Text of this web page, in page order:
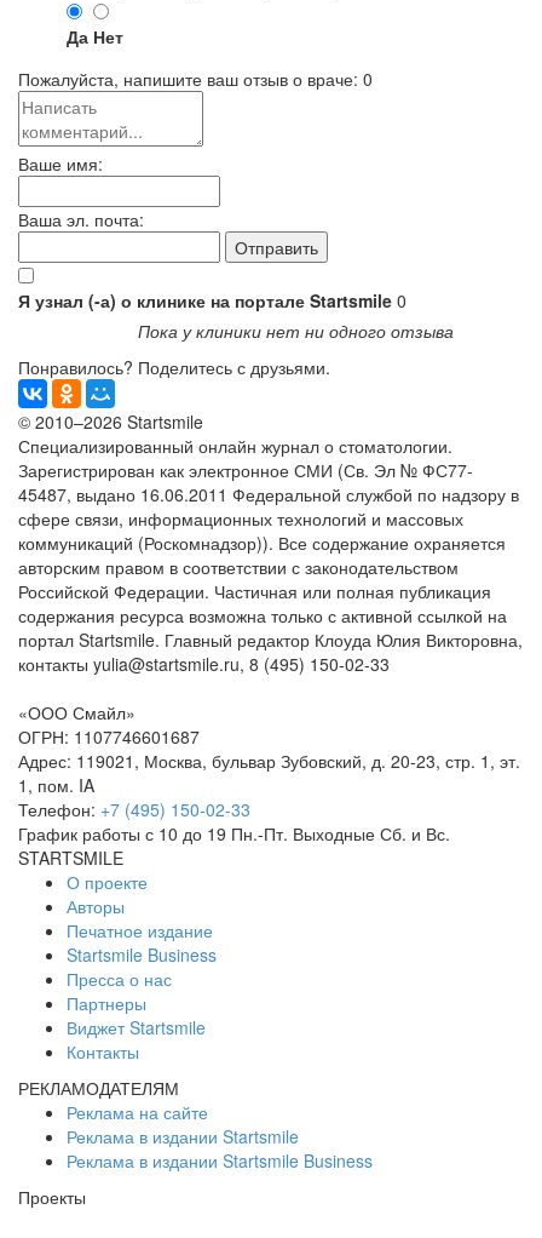
Да Нет
Пожалуйста, напишите ваш отзыв о враче: 0
Ваше имя:
Ваша эл. почта:
Я узнал (-а) о клинике на портале Startsmile 0
Пока у клиники нет ни одного отзыва
Понравилось? Поделитесь с друзьями.
© 2010–2026 Startsmile
Специализированный онлайн журнал о стоматологии.
Зарегистрирован как электронное СМИ (Св. Эл № ФС77-
45487, выдано 16.06.2011 Федеральной службой по надзору в
сфере связи, информационных технологий и массовых
коммуникаций (Роскомнадзор)). Все содержание охраняется
авторским правом в соответствии с законодательством
Российской Федерации. Частичная или полная публикация
содержания ресурса возможна только с активной ссылкой на
портал Startsmile. Главный редактор Клоуда Юлия Викторовна,
контакты yulia@startsmile.ru, 8 (495) 150-02-33
«ООО Смайл»
ОГРН: 1107746601687
Адрес: 119021, Москва, бульвар Зубовский, д. 20-23, стр. 1, эт.
1, пом. IA
Телефон: +7 (495) 150-02-33
График работы с 10 до 19 Пн.-Пт. Выходные Сб. и Вс.
STARTSMILE
О проекте
Авторы
Печатное издание
Startsmile Business
Пресса о нас
Партнеры
Виджет Startsmile
Контакты
РЕКЛАМОДАТЕЛЯМ
Реклама на сайте
Реклама в издании Startsmile
Реклама в издании Startsmile Business
Проекты